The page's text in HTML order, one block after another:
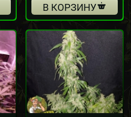
В КОРЗИНУ